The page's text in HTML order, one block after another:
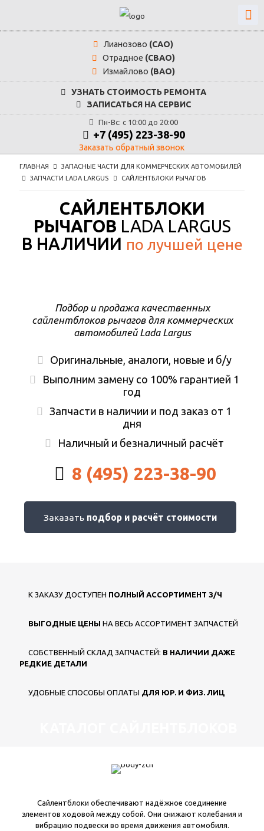
Лианозово (САО)
Отрадное (СВАО)
Измайлово (ВАО)
УЗНАТЬ СТОИМОСТЬ РЕМОНТА
ЗАПИСАТЬСЯ НА СЕРВИС
Пн-Вс: с 10:00 до 20:00
+7 (495) 223-38-90
Заказать обратный звонок
ГЛАВНАЯ
ЗАПАСНЫЕ ЧАСТИ ДЛЯ КОММЕРЧЕСКИХ АВТОМОБИЛЕЙ
ЗАПЧАСТИ LADA LARGUS
САЙЛЕНТБЛОКИ РЫЧАГОВ
САЙЛЕНТБЛОКИ
РЫЧАГОВ LADA LARGUS
В НАЛИЧИИ по лучшей цене
Подбор и продажа качественных
сайлентблоков рычагов для коммерческих
автомобилей Lada Largus
Оригинальные, аналоги, новые и б/у
Выполним замену со 100% гарантией 1
год
Запчасти в наличии и под заказ от 1
дня
Наличный и безналичный расчёт
8 (495) 223-38-90
Заказать подбор и расчёт стоимости
К ЗАКАЗУ ДОСТУПЕН ПОЛНЫЙ АССОРТИМЕНТ З/Ч
ВЫГОДНЫЕ ЦЕНЫ НА ВЕСЬ АССОРТИМЕНТ ЗАПЧАСТЕЙ
СОБСТВЕННЫЙ СКЛАД ЗАПЧАСТЕЙ: В НАЛИЧИИ ДАЖЕ
РЕДКИЕ ДЕТАЛИ
УДОБНЫЕ СПОСОБЫ ОПЛАТЫ ДЛЯ ЮР. И ФИЗ. ЛИЦ
Сайлентблоки обеспечивают надёжное соединение
элементов ходовой между собой. Они снижают колебания и
вибрацию подвески во время движения автомобиля.